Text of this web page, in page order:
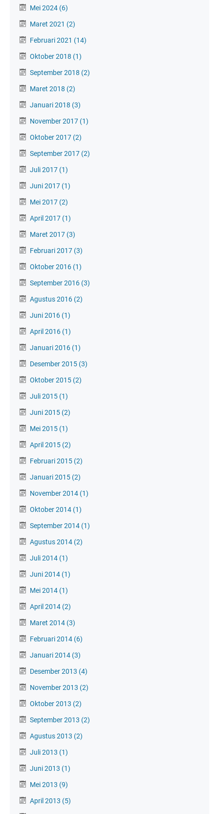
Mei 2024 (6)
Maret 2021 (2)
Februari 2021 (14)
Oktober 2018 (1)
September 2018 (2)
Maret 2018 (2)
Januari 2018 (3)
November 2017 (1)
Oktober 2017 (2)
September 2017 (2)
Juli 2017 (1)
Juni 2017 (1)
Mei 2017 (2)
April 2017 (1)
Maret 2017 (3)
Februari 2017 (3)
Oktober 2016 (1)
September 2016 (3)
Agustus 2016 (2)
Juni 2016 (1)
April 2016 (1)
Januari 2016 (1)
Desember 2015 (3)
Oktober 2015 (2)
Juli 2015 (1)
Juni 2015 (2)
Mei 2015 (1)
April 2015 (2)
Februari 2015 (2)
Januari 2015 (2)
November 2014 (1)
Oktober 2014 (1)
September 2014 (1)
Agustus 2014 (2)
Juli 2014 (1)
Juni 2014 (1)
Mei 2014 (1)
April 2014 (2)
Maret 2014 (3)
Februari 2014 (6)
Januari 2014 (3)
Desember 2013 (4)
November 2013 (2)
Oktober 2013 (2)
September 2013 (2)
Agustus 2013 (2)
Juli 2013 (1)
Juni 2013 (1)
Mei 2013 (9)
April 2013 (5)